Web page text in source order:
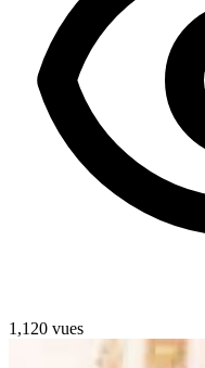
1,120 vues